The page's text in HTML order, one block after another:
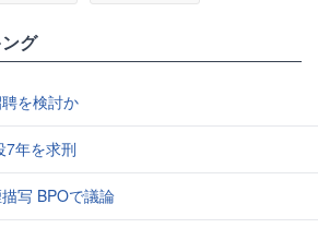
グ
を検討か
7年を求刑
写 BPOで議論